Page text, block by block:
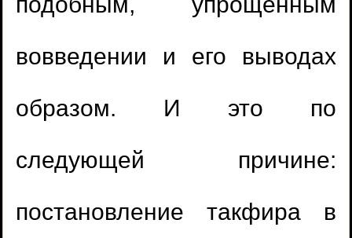
вовведении и его выводах
образом. И это по
следующей причине:
постановление такфира в